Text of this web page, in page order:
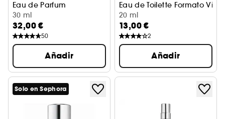
Eau de Parfum
30 ml
32,00 €
50
Añadir
Eau de Toilette Formato Viaje
20 ml
13,00 €
2
Añadir
Solo en Sephora